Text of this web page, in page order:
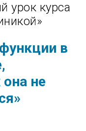
урок курса
в
не